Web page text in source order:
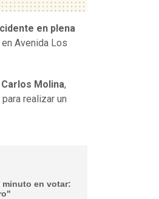
en plena
en Avenida Los
Molina,
realizar un
minuto en votar: